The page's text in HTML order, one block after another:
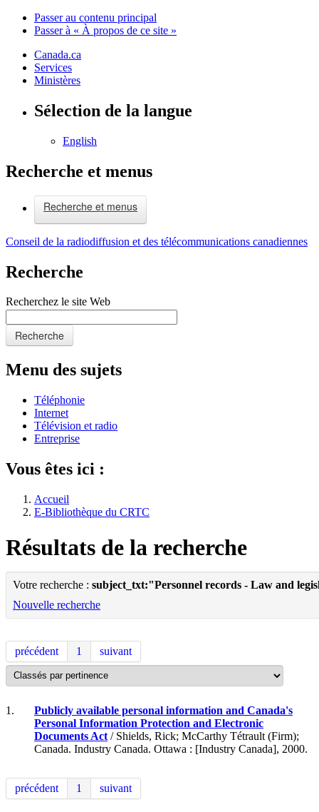
Passer au contenu principal
Passer à « À propos de ce site »
Canada.ca
Services
Ministères
Sélection de la langue
English
Recherche et menus
Recherche et menus
Conseil de la radiodiffusion et des télécommunications canadiennes
Recherche
Recherchez le site Web
Recherche
Menu des sujets
Téléphonie
Internet
Télévision et radio
Entreprise
Vous êtes ici :
Accueil
E-Bibliothèque du CRTC
Résultats de la recherche
Votre recherche : subject_txt:"Personnel records - Law and
Nouvelle recherche
précédent 1 suivant
1.
Publicly available personal information and Canada's
Personal Information Protection and Electronic
Documents Act / Shields, Rick; McCarthy Tétrault (Firm);
Canada. Industry Canada. Ottawa : [Industry Canada], 2000.
précédent 1 suivant